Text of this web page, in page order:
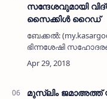
സന്ദേശവുമായി
സൈക്കിള്‍ റൈഡ്
ബേക്കല്‍:
ഭിന്നശേഷി
പ്രാധാന്യം
കാസര്‍കോടു മുതല്‍
മുസ്ലിം